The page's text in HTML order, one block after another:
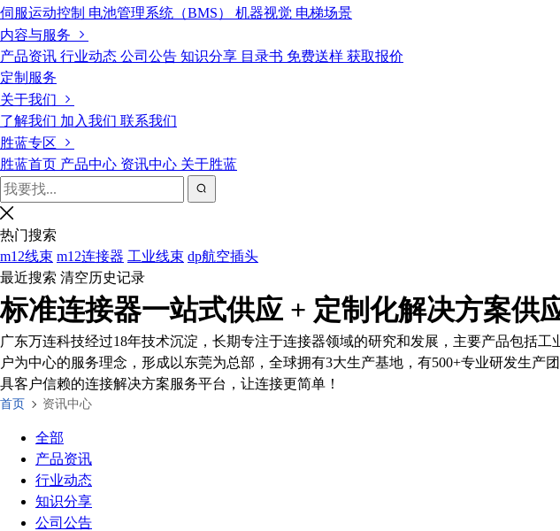
伺服运动控制 电池管理系统（BMS） 机器视觉 电梯场景
内容与服务
产品资讯 行业动态 公司公告 知识分享 目录书 免费送样 获取报价
定制服务
关于我们
了解我们 加入我们 联系我们
胜蓝专区
胜蓝首页 产品中心 资讯中心 关于胜蓝
热门搜索
m12线束 m12连接器 工业线束 dp航空插头
最近搜索 清空历史记录
标准连接器一站式供应 + 定制化解决方案供
广东万连科技经过18年技术沉淀，长期专注于连接器领域的研究和发展，主要产品包括
户为中心的服务理念，形成以东莞为总部，全球拥有3大生产基地，有500+专业研发生
具客户信赖的连接解决方案服务平台，让连接更简单！
首页 资讯中心
全部
产品资讯
行业动态
知识分享
公司公告